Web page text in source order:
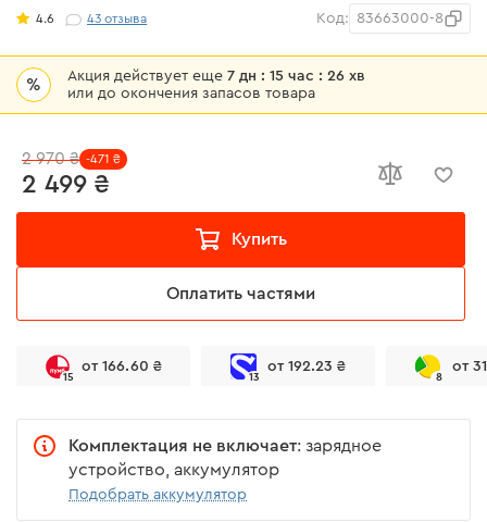
4.6 43отзыва Код: 83663000-8
% Акция действует еще7 дн : 15 час : 26 хв
или до окончения запасов товара
2 499 ₴
2 970 ₴ -471 ₴
Купить
Оплатить частями
15
от 166.60 ₴
13
от 192.23 ₴
8
от
Комплектация не включает: зарядное
устройство, аккумулятор
Подобрать аккумулятор